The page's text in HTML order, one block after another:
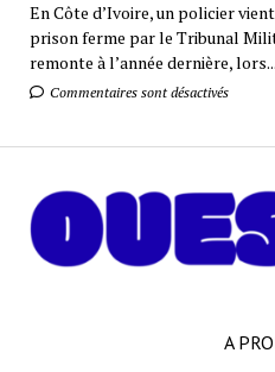
En Côte d’Ivoire, un policier
prison ferme par le Tribunal
remonte à l’année dernière, lors...
Commentaires sont désactivés
A